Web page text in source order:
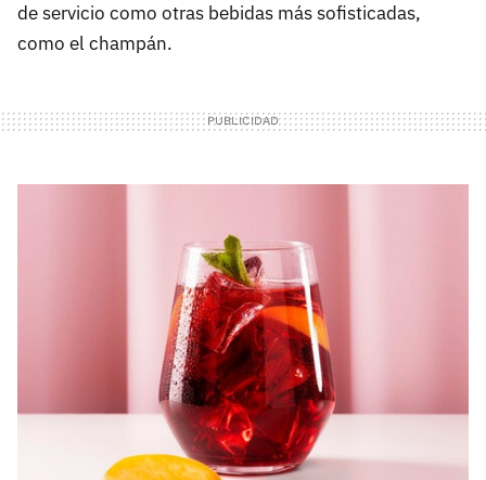
de servicio como otras bebidas más sofisticadas,
como el champán.